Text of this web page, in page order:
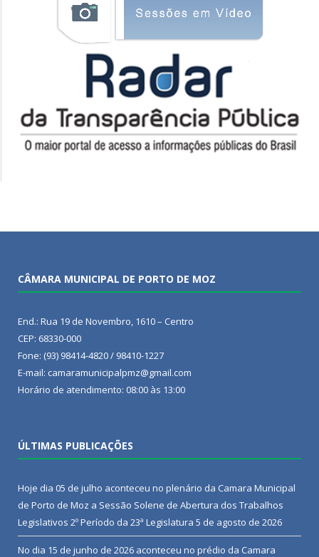
CÂMARA MUNICIPAL DE PORTO DE MOZ
End.: Rua 19 de Novembro, 1610 – Centro
CEP: 68330-000
Fone: (93) 98414-4820 / 98410-1227
E-mail: camaramunicipalpmz@gmail.com
Horário de atendimento: 08:00 às 13:00
ÚLTIMAS PUBLICAÇÕES
Hoje dia 05 de julho aconteceu no plenário da Camara Municipal
de Porto de Moz a Sessão Solene de Abertura dos Trabalhos
Legislativos 2º Período da 23ª Legislatura 5 de agosto de 2026
No dia 15 de junho de 2026 aconteceu no prédio da Camara